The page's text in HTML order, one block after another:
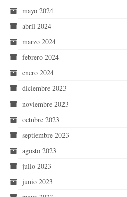
mayo 2024
abril 2024
marzo 2024
febrero 2024
enero 2024
diciembre 2023
noviembre 2023
octubre 2023
septiembre 2023
agosto 2023
julio 2023
junio 2023